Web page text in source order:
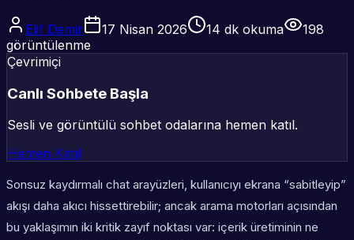
Elif Demir 17 Nisan 2026 14 dk okuma
198
görüntülenme
Çevrimiçi
Canlı Sohbete Başla
Sesli ve görüntülü sohbet odalarına hemen katıl.
Hemen Katıl
Sonsuz kaydırmalı chat arayüzleri, kullanıcıyı ekrana “sabitleyip”
akışı daha akıcı hissettirebilir; ancak arama motorları açısından
bu yaklaşımın iki kritik zayıf noktası var: içerik üretiminin ne